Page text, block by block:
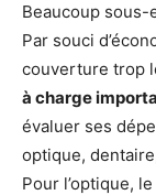
Beaucoup
Par souci
couverture trop
à charge
évaluer ses
optique,
Pour l’optique,